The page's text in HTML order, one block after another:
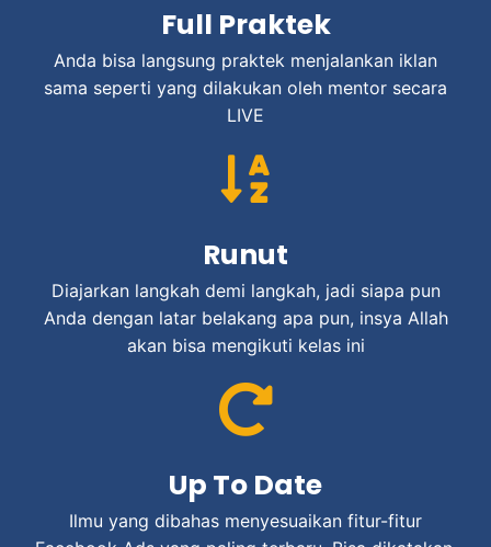
Full Praktek
Anda bisa langsung praktek menjalankan iklan
sama seperti yang dilakukan oleh mentor secara
LIVE
Runut
Diajarkan langkah demi langkah, jadi siapa pun
Anda dengan latar belakang apa pun, insya Allah
akan bisa mengikuti kelas ini
Up To Date
Ilmu yang dibahas menyesuaikan fitur-fitur